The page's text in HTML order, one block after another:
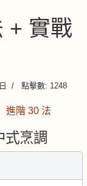
+ 實戰
點擊數: 1248
進階 30 法
式烹調